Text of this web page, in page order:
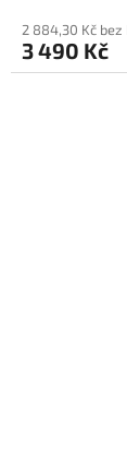
2 884,30 Kč bez
3 490 Kč